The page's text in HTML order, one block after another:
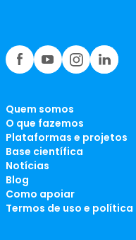
Quem somos
O que fazemos
Plataformas e projetos
Base científica
Notícias
Blog
Como apoiar
Termos de uso e